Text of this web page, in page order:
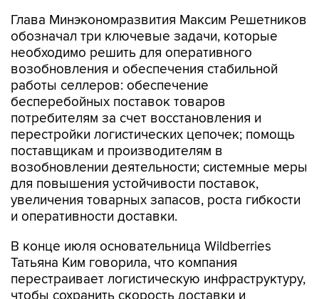
Глава Минэкономразвития Максим Решетников
обозначал три ключевые задачи, которые
необходимо решить для оперативного
возобновления и обеспечения стабильной
работы селлеров: обеспечение
бесперебойных поставок товаров
потребителям за счет восстановления и
перестройки логистических цепочек; помощь
поставщикам и производителям в
возобновлении деятельности; системные меры
для повышения устойчивости поставок,
увеличения товарных запасов, роста гибкости
и оперативности доставки.
В конце июля основательница Wildberries
Татьяна Ким говорила, что компания
перестраивает логистическую инфраструктуру,